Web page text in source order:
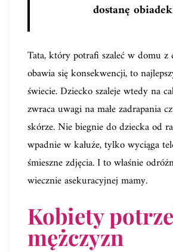
dostanę
Tata, który potrafi szaleć w domu
obawia się konsekwencji, to
świecie. Dziecko szaleje wtedy na
zwraca uwagi na małe zadrapania
skórze. Nie biegnie do dziecka od
wpadnie w kałuże, tylko wyciąga
śmieszne zdjęcia. I to właśnie
wiecznie asekuracyjnej mamy.
Kobiety
mężczyzn